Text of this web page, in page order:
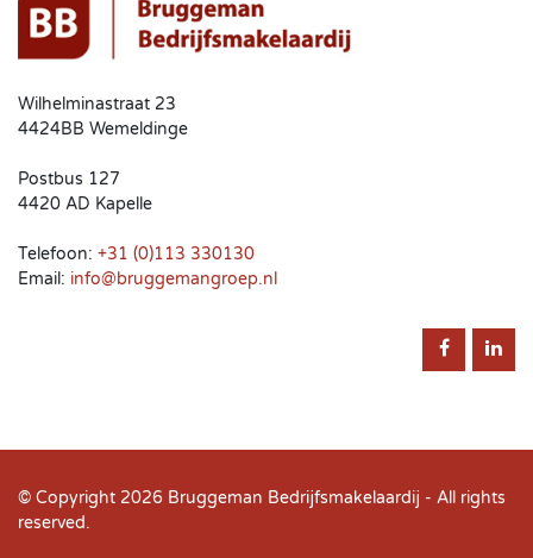
Wilhelminastraat 23
4424BB Wemeldinge
Postbus 127
4420 AD Kapelle
Telefoon: +31 (0)113 330130
Email: info@bruggemangroep.nl
© Copyright 2026 Bruggeman Bedrijfsmakelaardij - All rights
reserved.